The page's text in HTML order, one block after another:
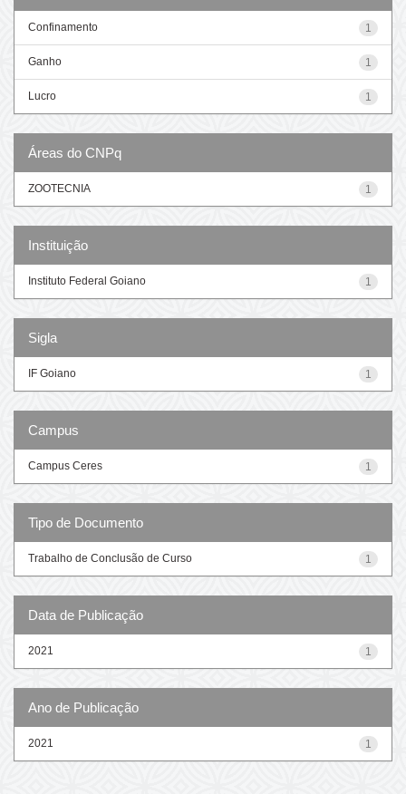
1
Confinamento
1
Ganho
1
Lucro
Áreas do CNPq
1
ZOOTECNIA
Instituição
1
Instituto Federal Goiano
Sigla
1
IF Goiano
Campus
1
Campus Ceres
Tipo de Documento
1
Trabalho de Conclusão de Curso
Data de Publicação
1
2021
Ano de Publicação
1
2021